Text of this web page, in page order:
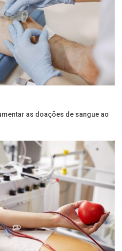
as doações de sangue ao